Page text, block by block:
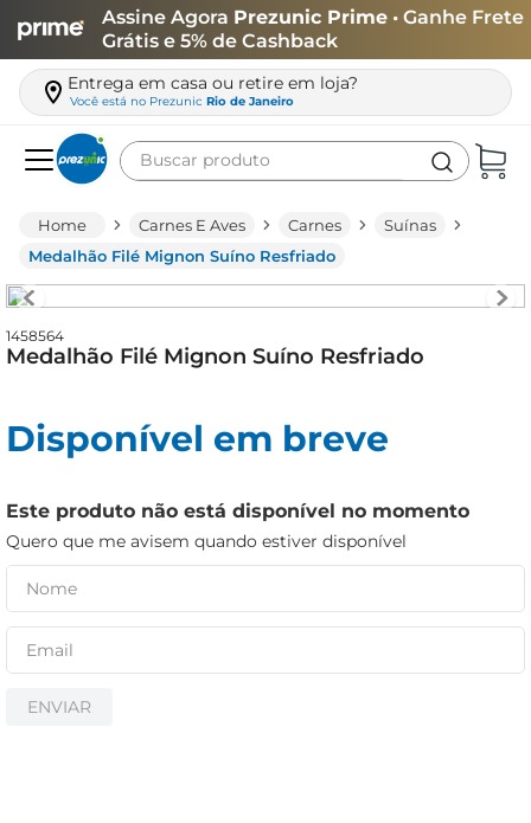
Assine Agora Prezunic Prime • Ganhe Frete
Grátis e 5% de Cashback
Entrega em casa ou retire em loja?
Você está no Prezunic Rio de Janeiro
Buscar produto
Carnes E Aves Carnes
Suínas
Medalhão Filé Mignon Suíno Resfriado
1458564
Medalhão Filé Mignon Suíno Resfriado
Disponível em breve
Este produto não está disponível no momento
Quero que me avisem quando estiver disponível
ENVIAR
leite
queijo
biscoito
papel higiênico
cerveja